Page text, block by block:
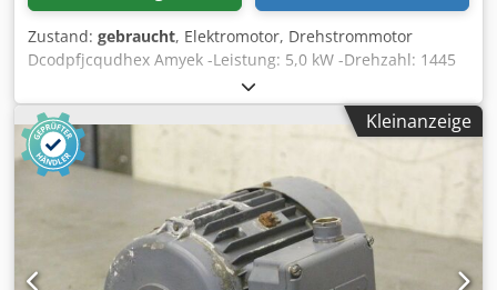
Zustand: gebraucht, Elektromotor, Drehstrommotor
Dcodpfjcqudhex Amyek -Leistung: 5,0 kW -Drehzahl: 1445
U/min -Welle: Ø 38 mm -Bauform: B3 -Schutzart: IP 54 -
Anzahl: 1x vorhanden -Preis: pro Stück -Abmessungen:
445/330/H250 mm -Gewicht: 60 kg
Kleinanzeige